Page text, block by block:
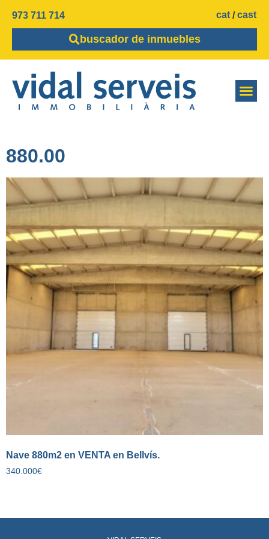
973 711 714 cat cast
buscador de inmuebles
880.00
Nave 880m2 en VENTA en Bellvís.
340.000€